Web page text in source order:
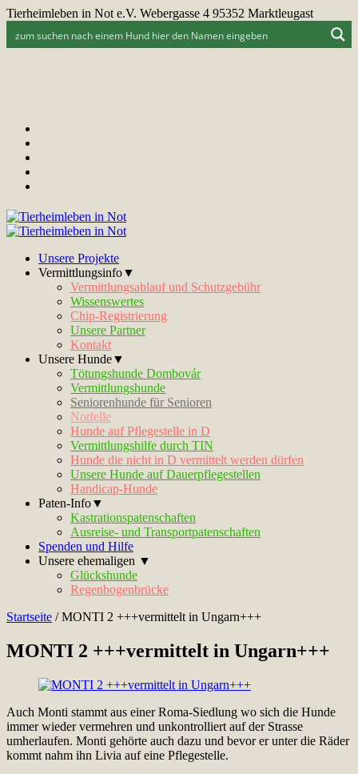
Tierheimleben in Not e.V. Webergasse 4 95352 Marktleugast
Unsere Projekte
Vermittlungsinfo▼
Vermittlungsablauf und Schutzgebühr
Wissenswertes
Chip-Registrierung
Unsere Partner
Kontakt
Unsere Hunde▼
Tötungshunde Dombovár
Vermittlungshunde
Seniorenhunde für Senioren
Notfelle
Hunde auf Pflegestelle in D
Vermittlungshilfe durch TIN
Hunde die nicht in D vermittelt werden dürfen
Unsere Hunde auf Dauerpflegestellen
Handicap-Hunde
Paten-Info▼
Kastrationspatenschaften
Ausreise- und Transportpatenschaften
Spenden und Hilfe
Unsere ehemaligen ▼
Glückshunde
Regenbogenbrücke
Startseite /MONTI 2 +++vermittelt in Ungarn+++
MONTI 2 +++vermittelt in Ungarn+++
Auch Monti stammt aus einer Roma-Siedlung wo sich die Hunde
immer wieder vermehren und unkontrolliert auf der Strasse
umherlaufen. Monti gehörte auch dazu und bevor er unter die Räder
kommt nahm ihn Livia auf eine Pflegestelle.